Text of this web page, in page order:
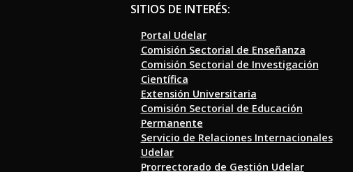
SITIOS DE INTERÉS:
Portal Udelar
Comisión Sectorial de Enseñanza
Comisión Sectorial de Investigación
Científica
Extensión Universitaria
Comisión Sectorial de Educación
Permanente
Servicio de Relaciones Internacionales
Udelar
Prorrectorado de Gestión Udelar